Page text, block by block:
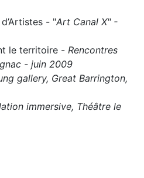
- "Art Canal X" -
le territoire - Rencontres
- juin 2009
gallery, Great Barrington,
immersive, Théâtre le